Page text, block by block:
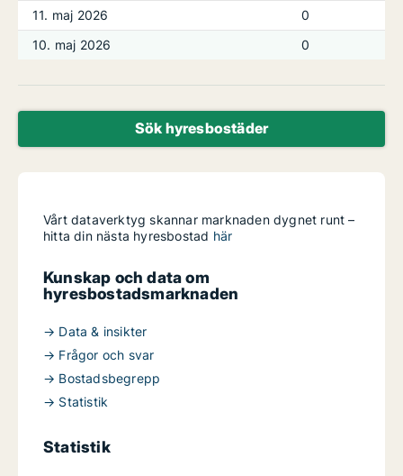
11. maj 2026
0
10. maj 2026
0
Sök hyresbostäder
Vårt dataverktyg skannar marknaden dygnet runt –
hitta din nästa hyresbostad här
Kunskap och data om
hyresbostadsmarknaden
→ Data & insikter
→ Frågor och svar
→ Bostadsbegrepp
→ Statistik
Statistik